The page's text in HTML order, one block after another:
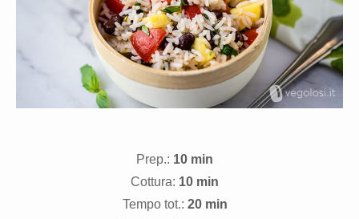
Prep.: 10 min
Cottura: 10 min
Tempo tot.: 20 min